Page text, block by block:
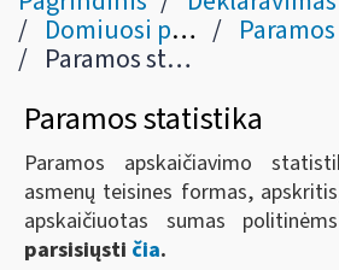
Domiuosi pajamų ir turto deklaravimu, paramos skyrimu Paramos
Paramos statistika
Paramos statistika
Paramos apskaičiavimo
asmenų teisines formas,
apskaičiuotas sumas
parsisiųsti čia.